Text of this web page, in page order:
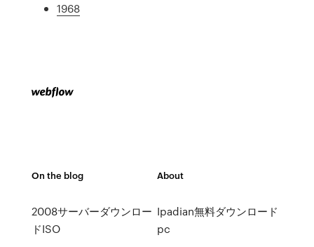
1968
On the blog
2008サーバーダウンロー
ドISO
About
Ipadian無料ダウンロード
pc